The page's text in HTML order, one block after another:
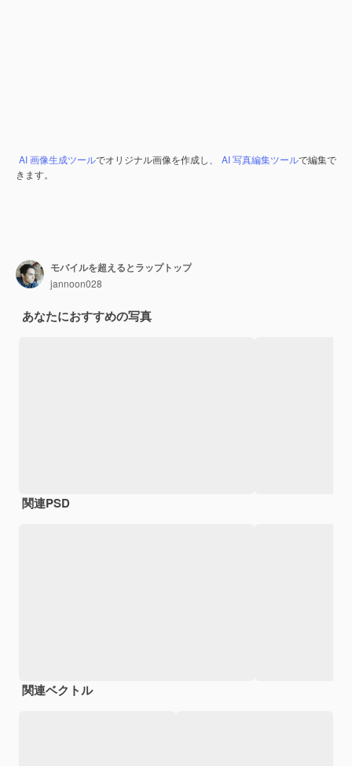
AI 画像生成ツールでオリジナル画像を作成し、 AI 写真編集ツールで編集で
きます。
モバイルを超えるとラップトップ
jannoon028
あなたにおすすめの写真
関連PSD
関連ベクトル